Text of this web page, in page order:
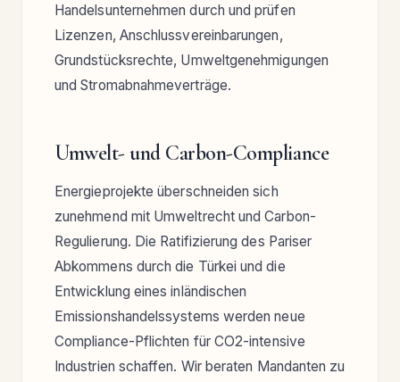
Handelsunternehmen durch und prüfen
Lizenzen, Anschlussvereinbarungen,
Grundstücksrechte, Umweltgenehmigungen
und Stromabnahmeverträge.
Umwelt- und Carbon-Compliance
Energieprojekte überschneiden sich
zunehmend mit Umweltrecht und Carbon-
Regulierung. Die Ratifizierung des Pariser
Abkommens durch die Türkei und die
Entwicklung eines inländischen
Emissionshandelssystems werden neue
Compliance-Pflichten für CO2-intensive
Industrien schaffen. Wir beraten Mandanten zu